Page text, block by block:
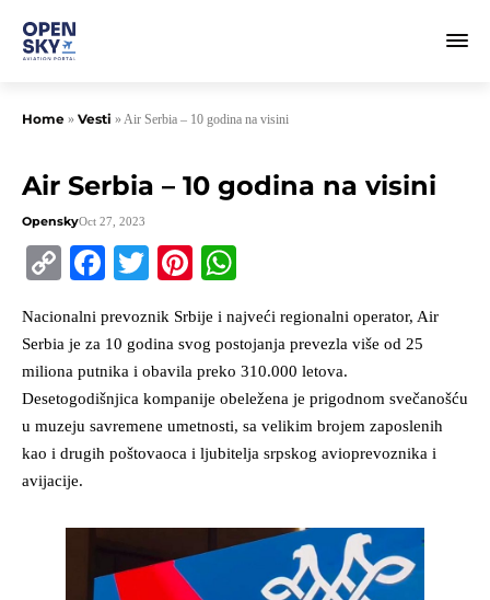
Home » Vesti »Air Serbia – 10 godina na visini
Air Serbia – 10 godina na visini
OpenskyOct 27, 2023
CopyFacebook
TwitterPinterest
Nacionalni prevoznik Srbije i najveći regionalni operator, Air
Serbia je za 10 godina svog postojanja prevezla više od 25
miliona putnika i obavila preko 310.000 letova.
Desetogodišnjica kompanije obeležena je prigodnom svečanošću
u muzeju savremene umetnosti, sa velikim brojem zaposlenih
kao i drugih poštovaoca i ljubitelja srpskog avioprevoznika i
avijacije.